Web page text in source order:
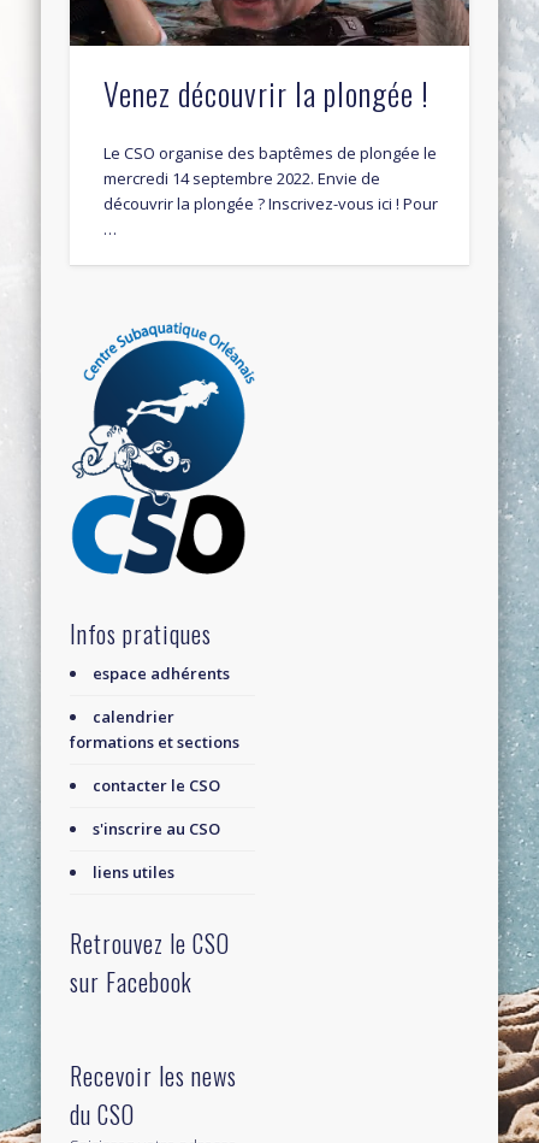
Venez découvrir la plongée !
Le CSO organise des baptêmes de plongée le
mercredi 14 septembre 2022. Envie de
découvrir la plongée ? Inscrivez-vous ici ! Pour
…
Infos pratiques
espace adhérents
calendrier
formations et sections
contacter le CSO
s'inscrire au CSO
liens utiles
Retrouvez le CSO
sur Facebook
Recevoir les news
du CSO